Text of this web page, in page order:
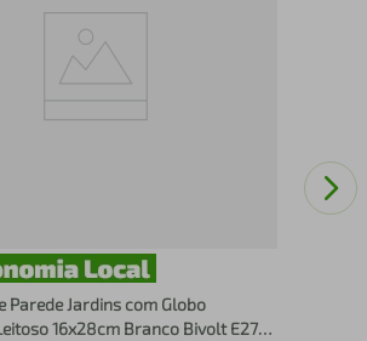
Parede Jardins com Globo
16x28cm Branco Bivolt E27